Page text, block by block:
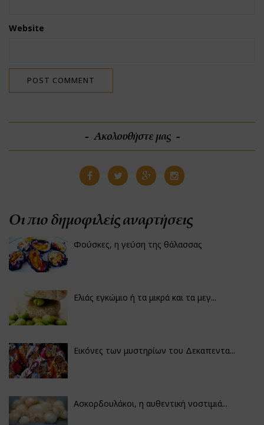
Website
Ακολουθήστε μας
Οι πιο δημοφιλείς αναρτήσεις
Φούσκες, η γεύση της θάλασσας
Ελιάς εγκώμιο ή τα μικρά και τα μεγ...
Εικόνες των μυστηρίων του Δεκαπεντα...
Ασκορδουλάκοι, η αυθεντική νοστιμιά...